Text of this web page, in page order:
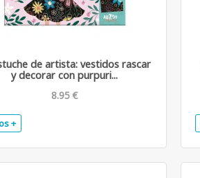
de artista: vestidos rascar
y decorar con purpuri...
8.95 €
+